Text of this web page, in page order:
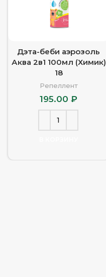
Дэта-беби аэрозоль
Аква 2в1 100мл (Химик)
18
Репеллент
195.00₽